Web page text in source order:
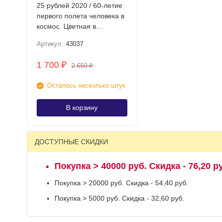
25 рублей 2020 / 60-летие
первого полета человека в
космос. Цветная в
Артикул: 43037
1 700 ₽ 2 650₽
Осталось несколько штук
В корзину
ДОСТУПНЫЕ СКИДКИ
Покупка > 40000 руб. Скидка - 76,20
Покупка > 20000 руб. Скидка - 54,40 руб.
Покупка > 5000 руб. Скидка - 32,60 руб.